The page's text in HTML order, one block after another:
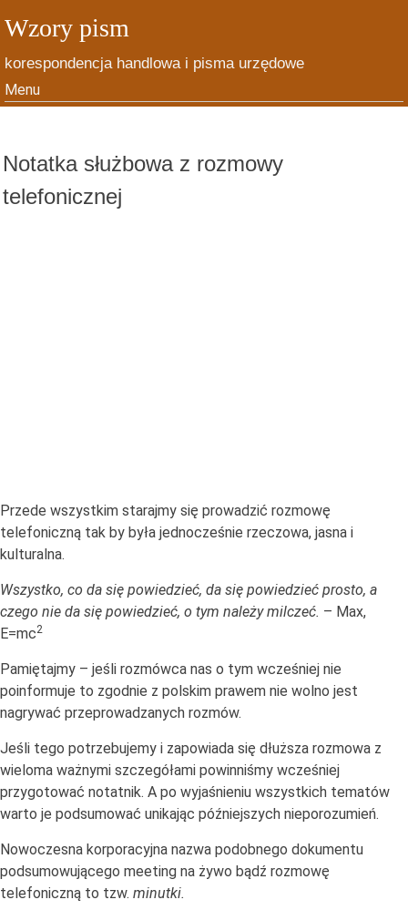
Wzory pism
korespondencja handlowa i pisma urzędowe
Menu
Skip to content
Notatka służbowa z rozmowy
telefonicznej
Przede wszystkim starajmy się prowadzić rozmowę
telefoniczną tak by była jednocześnie rzeczowa, jasna i
kulturalna.
Wszystko, co da się powiedzieć, da się powiedzieć prosto, a
czego nie da się powiedzieć, o tym należy milczeć. – Max,
E=mc2
Pamiętajmy – jeśli rozmówca nas o tym wcześniej nie
poinformuje to zgodnie z polskim prawem nie wolno jest
nagrywać przeprowadzanych rozmów.
Jeśli tego potrzebujemy i zapowiada się dłuższa rozmowa z
wieloma ważnymi szczegółami powinniśmy wcześniej
przygotować notatnik. A po wyjaśnieniu wszystkich tematów
warto je podsumować unikając późniejszych nieporozumień.
Nowoczesna korporacyjna nazwa podobnego dokumentu
podsumowującego meeting na żywo bądź rozmowę
telefoniczną to tzw. minutki.